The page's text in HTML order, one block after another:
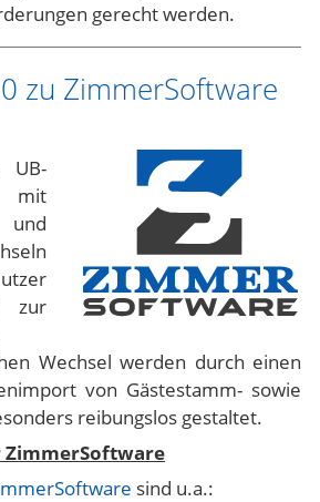
gerecht werden.
zu ZimmerSoftware
UB-
und
zur
Wechsel werden durch einen
von Gästestamm- sowie
reibungslos gestaltet.
ZimmerSoftware
sind u.a.: